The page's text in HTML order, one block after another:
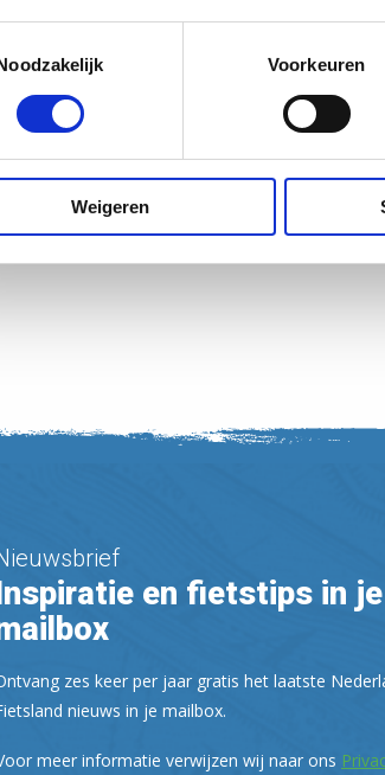
Voorkeuren
Weigeren
en dinsdag extra open
X (Twitter)
via Mail
en fietstips in je
zes keer per jaar gratis het laatste
nieuws in je mailbox.
meer informatie verwijzen wij naar ons